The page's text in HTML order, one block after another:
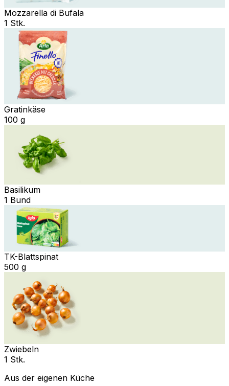
Mozzarella di Bufala
1 Stk.
Gratinkäse
100 g
Basilikum
1 Bund
TK-Blattspinat
500 g
Zwiebeln
1 Stk.
Aus der eigenen Küche